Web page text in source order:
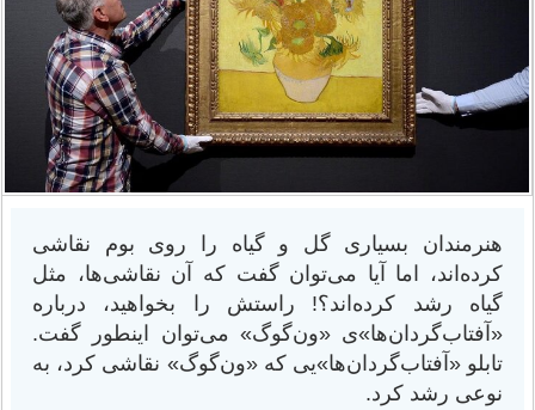
هنرمندان بسیاری گل و گیاه‌ را روی بوم نقاشی
کرده‌اند،‌ اما آیا می‌توان گفت که آن نقاشی‌ها، مثل
گیاه رشد کرده‌اند؟! راستش را بخواهید،‌ درباره
«آفتاب‌گردان‌ها»ی «ون‌گوگ» می‌توان اینطور گفت.
تابلو «آفتاب‌گردان‌ها»یی که «ون‌گوگ» نقاشی کرد،‌ به
نوعی رشد کرد.